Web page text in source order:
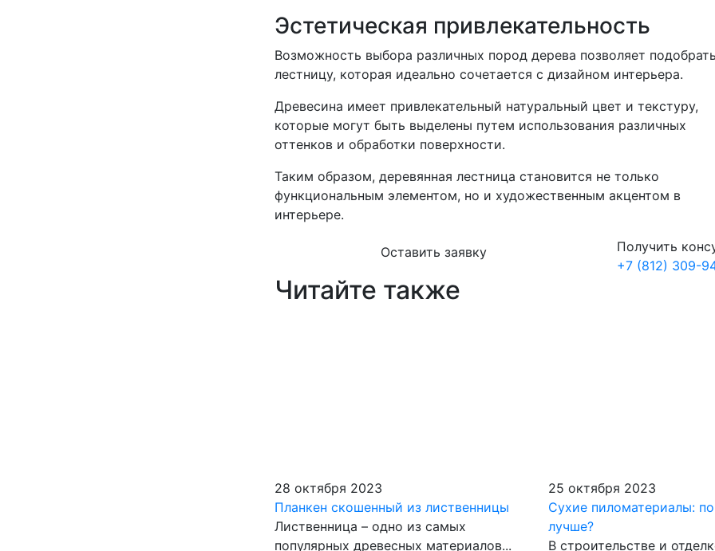
Эстетическая привлекательность
Возможность выбора различных пород дерева позволяет
лестницу, которая идеально сочетается с дизайном интерьера.
Древесина имеет привлекательный натуральный цвет и текстуру,
которые могут быть выделены путем использования различных
оттенков и обработки поверхности.
Таким образом, деревянная лестница становится не только
функциональным элементом, но и художественным акцентом в
интерьере.
Оставить заявку
Получить
+7 (812) 309-
Читайте также
28 октября 2023
Планкен скошенный из лиственницы
Лиственница – одно из самых
популярных древесных материалов...
25 октября 2023
Сухие пиломатериалы:
лучше?
В строительстве и